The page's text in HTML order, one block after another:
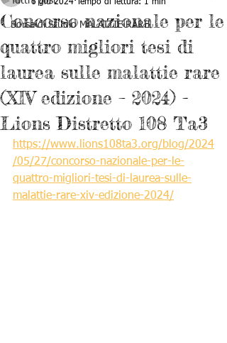
Borsa di Studio MALATTIE RARE
Concorso nazionale per le
quattro migliori tesi di
laurea sulle malattie rare
(XIV edizione – 2024) -
Lions Distretto 108 Ta3
6 giu 2024
Tempo di lettura: 1 min
https://www.lions108ta3.org/blog/2024
/05/27/concorso-nazionale-per-le-
quattro-migliori-tesi-di-laurea-sulle-
malattie-rare-xiv-edizione-2024/